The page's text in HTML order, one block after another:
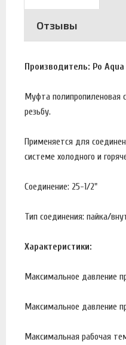
Отзывы
Производитель: Po Aqua
Муфта полипропиленовая
резьбу.
Применяется для
системе холодного и
Соединение: 25-1/2"
Тип соединения: пайка/
Характеристики:
Максимальное давление
Максимальное давление
Максимальная рабочая